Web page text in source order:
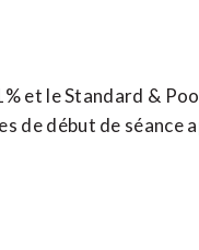
et le Standard &
de début de séance